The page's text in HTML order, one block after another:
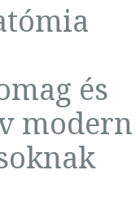
és
modern